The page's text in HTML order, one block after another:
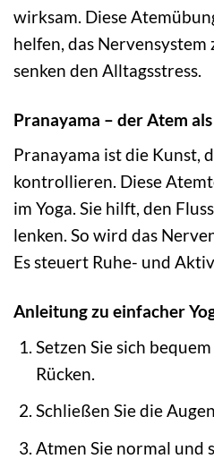
wirksam. Diese
helfen, das Nervensystem
senken den Alltagsstress.
Pranayama – der Atem
Pranayama ist die Kunst,
kontrollieren. Diese
im Yoga. Sie hilft, den
lenken. So wird das
Es steuert Ruhe- und
Anleitung zu einfacher
Setzen Sie sich
Rücken.
Schließen Sie die
Atmen Sie normal und